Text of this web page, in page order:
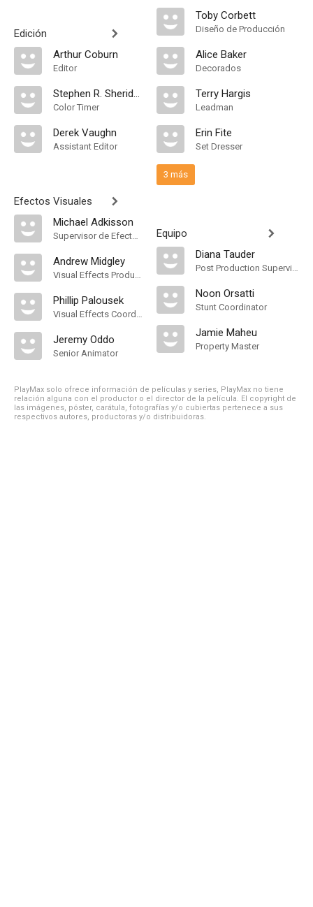
Edición
Arthur Coburn
Editor
Stephen R. Sheridan
Color Timer
Derek Vaughn
Assistant Editor
Efectos Visuales
Michael Adkisson
Supervisor de Efectos Visuales
Andrew Midgley
Visual Effects Producer
Phillip Palousek
Visual Effects Coordinator
Jeremy Oddo
Senior Animator
Toby Corbett
Diseño de Producción
Alice Baker
Decorados
Terry Hargis
Leadman
Erin Fite
Set Dresser
3 más
Equipo
Diana Tauder
Post Production Supervisor
Noon Orsatti
Stunt Coordinator
Jamie Maheu
Property Master
PlayMax solo ofrece información de películas y series, PlayMax no tiene
relación alguna con el productor o el director de la película. El copyright de
las imágenes, póster, carátula, fotografías y/o cubiertas pertenece a sus
respectivos autores, productoras y/o distribuidoras.